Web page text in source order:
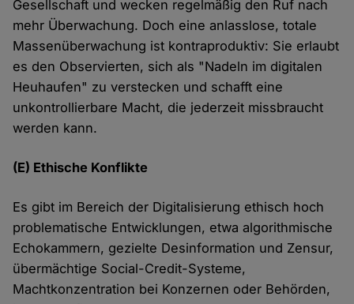
Gesellschaft und wecken regelmäßig den Ruf nach
mehr Überwachung. Doch eine anlasslose, totale
Massenüberwachung ist kontraproduktiv: Sie erlaubt
es den Observierten, sich als "Nadeln im digitalen
Heuhaufen" zu verstecken und schafft eine
unkontrollierbare Macht, die jederzeit missbraucht
werden kann.
(E) Ethische Konflikte
Es gibt im Bereich der Digitalisierung ethisch hoch
problematische Entwicklungen, etwa algorithmische
Echokammern, gezielte Desinformation und Zensur,
übermächtige Social-Credit-Systeme,
Machtkonzentration bei Konzernen oder Behörden,